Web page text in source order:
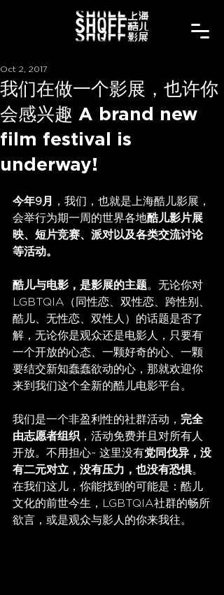
我们在做一个影展，也许你
会感兴趣 A brand new
film festival is
underway!
Oct 2, 2017
今年9月
，我们，也就是上海酷儿影展，
会举行为期一周的世界各地酷儿影片展
映、短片竞赛、派对以及各类交流讨论
等活动。
酷儿与电影，是影展的主题。无论你对
LGBTQIA（同性恋、双性恋、跨性别、
酷儿、无性恋、双性人）的话题是否了
解，无论你是观众还是电影人，只要有
一个开放的心态、一颗好奇的心、一颗
要结交新知蠢蠢欲动的心，那就欢迎你
来到我们这个全新的酷儿电影平台。
我们是一个非盈利性的社群活动， 完全
由志愿者组织 ，活动免费并且对所有人
开放。不用担心~ 这里没有党同伐异，没
有二元对立，没有压力，也没有恐惧。
在我们这儿，你能找到的可能是：酷儿
文化的前世今生，LGBTQIA社群的畅所
欲言，或是观众与影人的你来我往。